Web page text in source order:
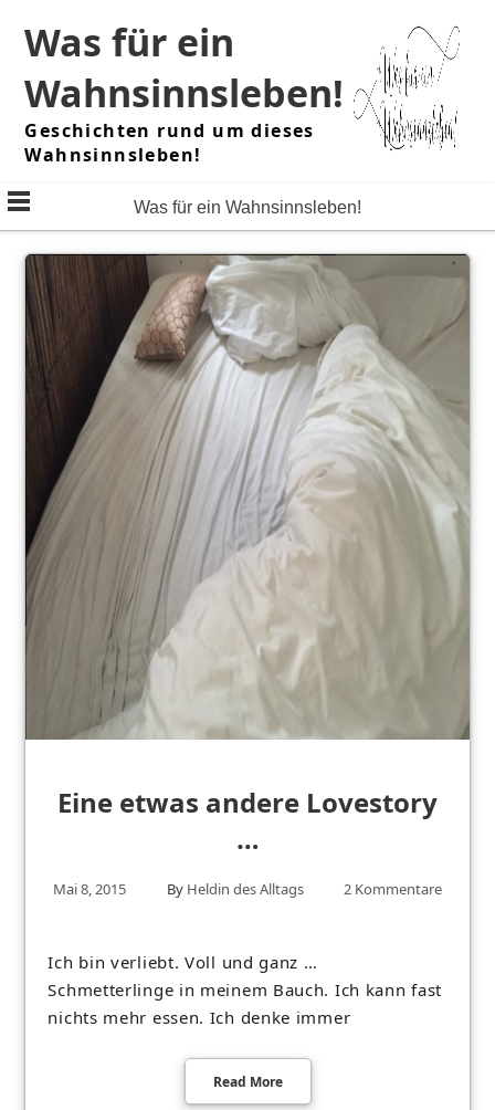
content
Was für ein
Wahnsinnsleben!
Geschichten rund um dieses
Wahnsinnsleben!
Was für ein Wahnsinnsleben!
Eine etwas andere Lovestory
…
Mai 8, 2015 By Heldin des Alltags 2 Kommentare
Ich bin verliebt. Voll und ganz …
Schmetterlinge in meinem Bauch. Ich kann fast
nichts mehr essen. Ich denke immer
Read More